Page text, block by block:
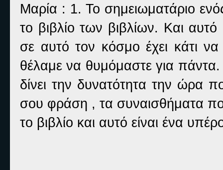
Μαρία : 1. Το σημειωματάριο
το βιβλίο των βιβλίων. Και αυτό
σε αυτό τον κόσμο έχει κάτι
θέλαμε να θυμόμαστε για
δίνει την δυνατότητα την ώρα
σου φράση , τα συναισθήματα
το βιβλίο και αυτό είναι ένα